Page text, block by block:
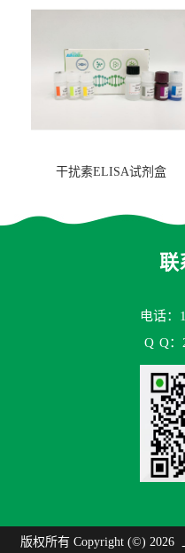
盒
干扰素ELISA试剂盒
联
电话：
Q Q：
版权所有 Copyright (©) 2026